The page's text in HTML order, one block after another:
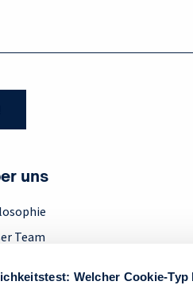
Welcher Cookie-Typ
uns
Team